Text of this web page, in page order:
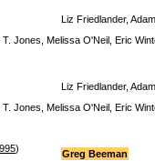
Liz Friedlander,
Jones, Melissa O'Neil, Eric
Liz Friedlander,
Jones, Melissa O'Neil, Eric
)
Greg Beeman